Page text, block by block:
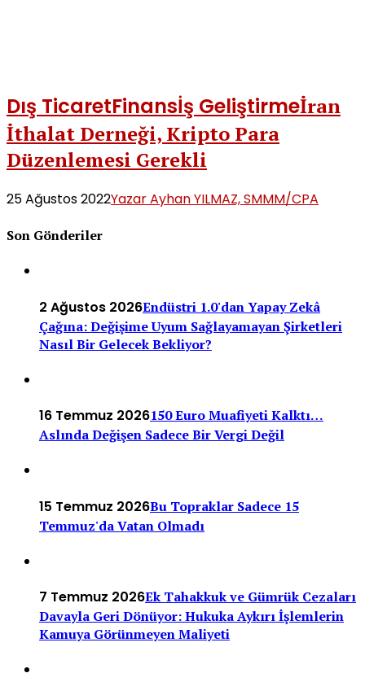
Dış TicaretFinansİş Geliştirmeİran
İthalat Derneği, Kripto Para
Düzenlemesi Gerekli
25 Ağustos 2022Yazar Ayhan YILMAZ, SMMM/CPA
Son Gönderiler
2 Ağustos 2026Endüstri 1.0'dan Yapay Zekâ
Çağına: Değişime Uyum Sağlayamayan Şirketleri
Nasıl Bir Gelecek Bekliyor?
16 Temmuz 2026150 Euro Muafiyeti Kalktı…
Aslında Değişen Sadece Bir Vergi Değil
15 Temmuz 2026Bu Topraklar Sadece 15
Temmuz'da Vatan Olmadı
7 Temmuz 2026Ek Tahakkuk ve Gümrük Cezaları
Davayla Geri Dönüyor: Hukuka Aykırı İşlemlerin
Kamuya Görünmeyen Maliyeti